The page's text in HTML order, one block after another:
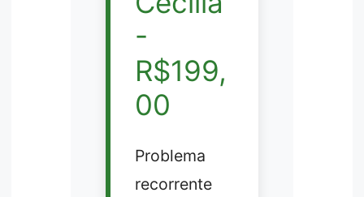
-
R$199,
00
Problema
recorrente